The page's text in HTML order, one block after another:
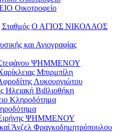
Οικοτροφείο
Σταθμός Ο ΑΓΙΟΣ ΝΙΚΟΛΑΟΣ
και Αγιογραφίας
Στεφάνου ΨΗΜΜΕΝΟΥ
Μπιρμπίλη
Λυκουργιώτου
Ηλειακή Βιβλιοθήκη
Κληροδότημα
ΨΗΜΜΕΝΟΥ
Άνζελ Φραγκοδημητρόπουλου